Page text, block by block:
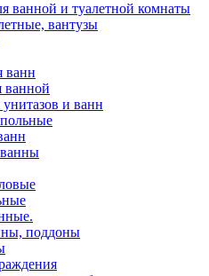
ванной и туалетной комнаты
вантузы
ванн
ванной
и ванн
поддоны